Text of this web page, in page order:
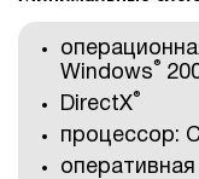
Windows®
DirectX®
процессор: